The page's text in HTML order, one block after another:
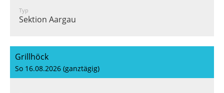
Typ
Sektion Aargau
Grillhöck
So 16.08.2026 (ganztägig)